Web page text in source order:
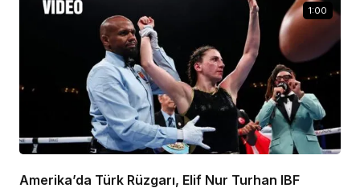
1:00
Amerika’da Türk Rüzgarı, Elif Nur Turhan IBF